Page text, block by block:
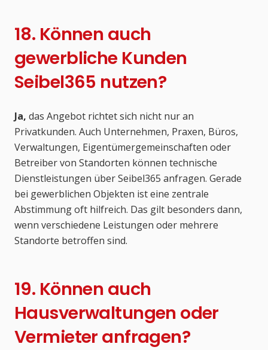
18. Können auch
gewerbliche Kunden
Seibel365 nutzen?
Ja, das Angebot richtet sich nicht nur an
Privatkunden. Auch Unternehmen, Praxen, Büros,
Verwaltungen, Eigentümergemeinschaften oder
Betreiber von Standorten können technische
Dienstleistungen über Seibel365 anfragen. Gerade
bei gewerblichen Objekten ist eine zentrale
Abstimmung oft hilfreich. Das gilt besonders dann,
wenn verschiedene Leistungen oder mehrere
Standorte betroffen sind.
19. Können auch
Hausverwaltungen oder
Vermieter anfragen?